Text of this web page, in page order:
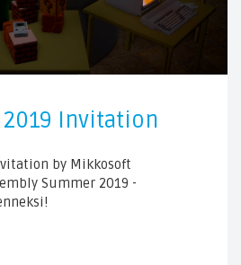
Invitation
by Mikkosoft
Summer 2019 -